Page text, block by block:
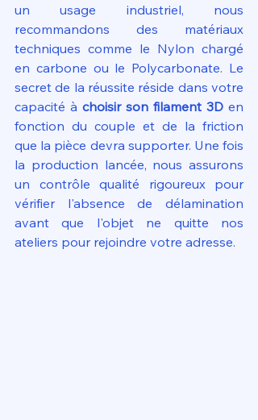
un usage industriel, nous
recommandons des matériaux
techniques comme le Nylon chargé
en carbone ou le Polycarbonate. Le
secret de la réussite réside dans votre
capacité à choisir son filament 3D en
fonction du couple et de la friction
que la pièce devra supporter. Une fois
la production lancée, nous assurons
un contrôle qualité rigoureux pour
vérifier l'absence de délamination
avant que l'objet ne quitte nos
ateliers pour rejoindre votre adresse.